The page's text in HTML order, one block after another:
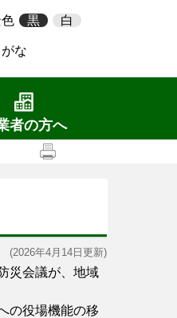
黒 白
な
者の方へ
(2026年4月14日更新)
災会議が、地域
の役場機能の移